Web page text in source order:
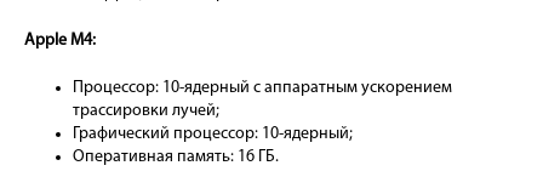
Apple M4:
Процессор: 10-ядерный с аппаратным ускорением
трассировки лучей;
Графический процессор: 10-ядерный;
Оперативная память: 16 ГБ.